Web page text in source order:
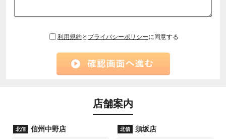
利用規約と プライバシーポリシーに同意する
店舗案内
北信 信州中野店 北信 須坂店